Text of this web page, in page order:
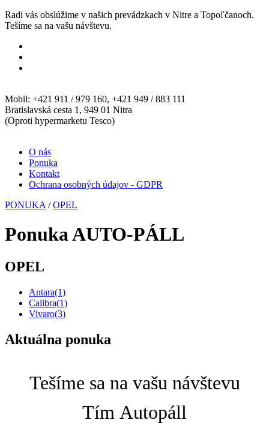
Radi vás obslúžime v našich prevádzkach v Nitre a Topoľčanoch.
Tešíme sa na vašu návštevu.
Mobil: +421 911 / 979 160, +421 949 / 883 111
Bratislavská cesta 1, 949 01 Nitra
(Oproti hypermarketu Tesco)
O nás
Ponuka
Kontakt
Ochrana osobných údajov - GDPR
PONUKA / OPEL
Ponuka AUTO-PÁLL
OPEL
Antara(1)
Calibra(1)
Vivaro(3)
Aktuálna ponuka
Tešíme sa na vašu návštevu
Tím Autopáll